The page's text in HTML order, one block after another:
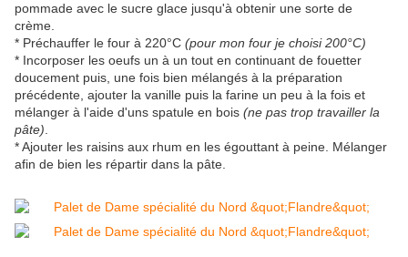
pommade avec le sucre glace jusqu'à obtenir une sorte de
crème.
* Préchauffer le four à 220°C (pour mon four je choisi 200°C)
* Incorposer les oeufs un à un tout en continuant de fouetter
doucement puis, une fois bien mélangés à la préparation
précédente, ajouter la vanille puis la farine un peu à la fois et
mélanger à l'aide d'uns spatule en bois (ne pas trop travailler la
pâte)
* Ajouter les raisins aux rhum en les égouttant à peine. Mélanger
afin de bien les répartir dans la pâte.